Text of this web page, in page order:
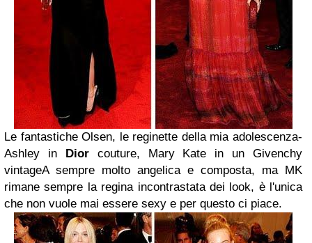
Le fantastiche Olsen, le reginette della mia adolescenza-
Ashley in Diorcouture, Mary Kate in un Givenchy
vintageA sempre molto angelica e composta, ma MK
rimane sempre la regina incontrastata dei look, è l'unica
che non vuole mai essere sexy e per questo ci piace.